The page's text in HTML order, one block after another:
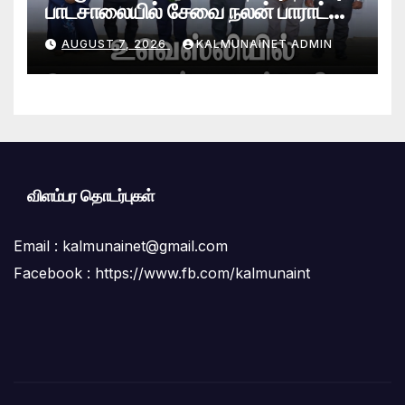
பாடசாலையில் சேவை நலன் பாராட்டு
விழா சிறப்பாக நடைபெற்றது
AUGUST 7, 2026 KALMUNAINET ADMIN
விளம்பர தொடர்புகள்
Email : kalmunainet@gmail.com
Facebook : https://www.fb.com/kalmunaint